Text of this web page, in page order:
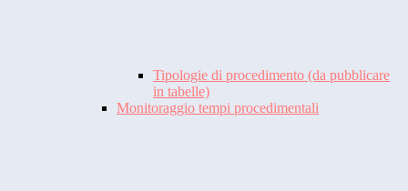
Tipologie di procedimento (da pubblicare
in tabelle)
Monitoraggio tempi procedimentali